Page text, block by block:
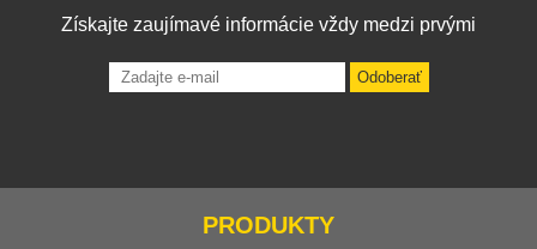
Získajte zaujímavé informácie vždy medzi prvými
Odoberať
PRODUKTY